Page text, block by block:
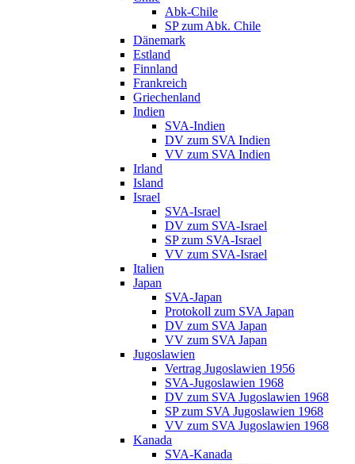
Abk-Chile
SP zum Abk. Chile
Dänemark
Estland
Finnland
Frankreich
Griechenland
Indien
SVA-Indien
DV zum SVA Indien
VV zum SVA Indien
Irland
Island
Israel
SVA-Israel
DV zum SVA-Israel
SP zum SVA-Israel
VV zum SVA-Israel
Italien
Japan
SVA-Japan
Protokoll zum SVA Japan
DV zum SVA Japan
VV zum SVA Japan
Jugoslawien
Vertrag Jugoslawien 1956
SVA-Jugoslawien 1968
DV zum SVA Jugoslawien 1968
SP zum SVA Jugoslawien 1968
VV zum SVA Jugoslawien 1968
Kanada
SVA-Kanada